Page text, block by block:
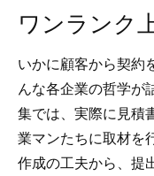
ワンランク
いかに顧客から契約
んな各企業の哲学が
集では、実際に見積
業マンたちに取材を
作成の工夫から、提